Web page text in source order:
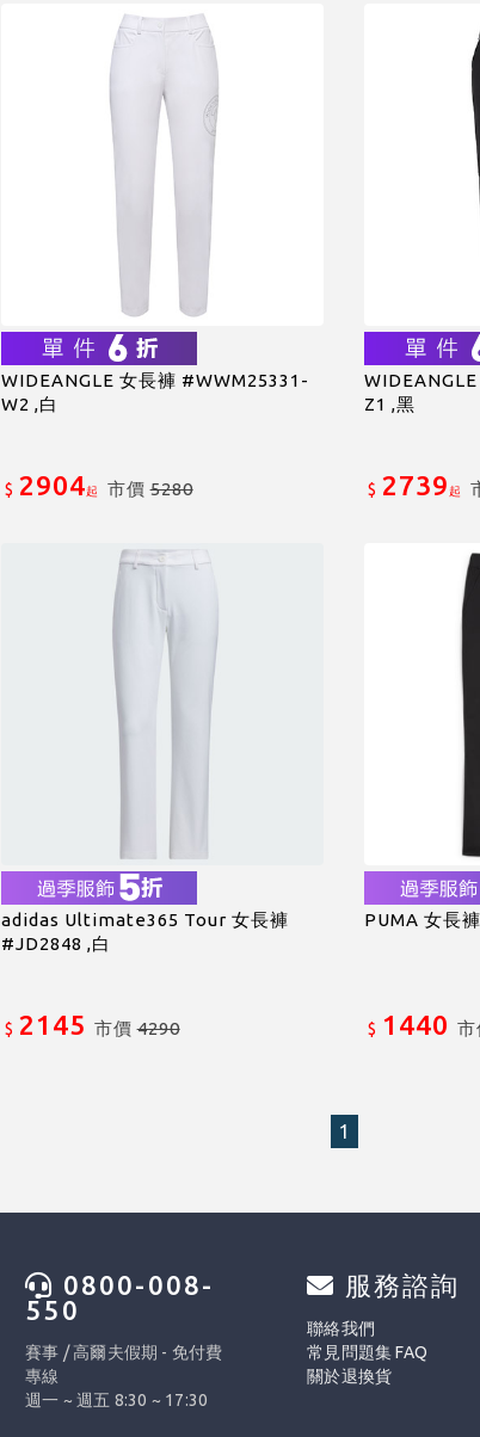
WIDEANGLE 女長褲 #WWM25331-
W2 ,白
$ 2904起 市價5280
Z1 ,黑
$ 2739起
adidas Ultimate365 Tour 女長褲
#JD2848 ,白
$ 2145 市價4290
PUMA 女長
$ 1440
1
0800-008-
550
賽事 / 高爾夫假期 - 免付費
專線
週一 ~ 週五 8:30 ~ 17:30
服務諮詢
聯絡我們
常見問題集 FAQ
關於退換貨